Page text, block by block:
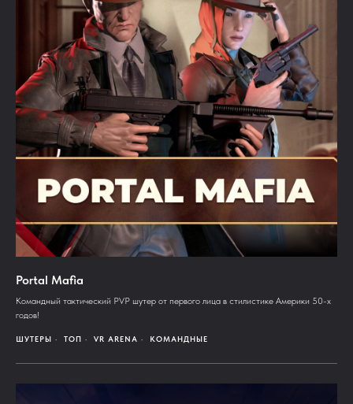
Portal Mafia
Командный тактический PVP шутер от первого лица в стилистике Америки 50-х
годов!
ШУТЕРЫ ТОП VR ARENA КОМАНДНЫЕ